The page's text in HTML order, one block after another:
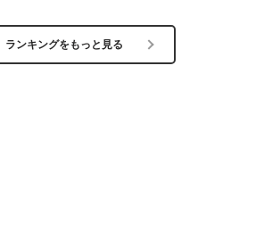
ランキングをもっと見る